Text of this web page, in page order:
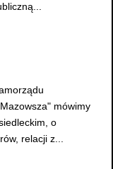
mówimy
o
relacji z...